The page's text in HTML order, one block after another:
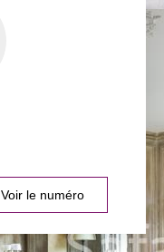
Voir le numéro